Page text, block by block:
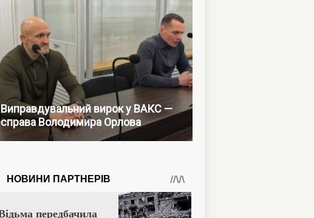
Виправдувальний вирок у ВАКС —
справа Володимира Орлова